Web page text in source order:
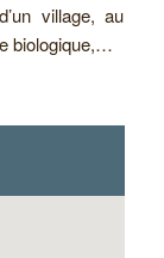
village, au
biologique,…